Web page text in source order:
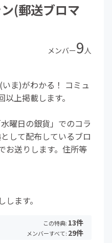
(郵送ブロマ
メンバー9人
ま)がわかる！ コミュ
上掲載します。
曜日の銀貨」でのコラ
して配布しているブロ
お送りします。住所等
ます。
この特典: 13件
メンバーすべて: 29件